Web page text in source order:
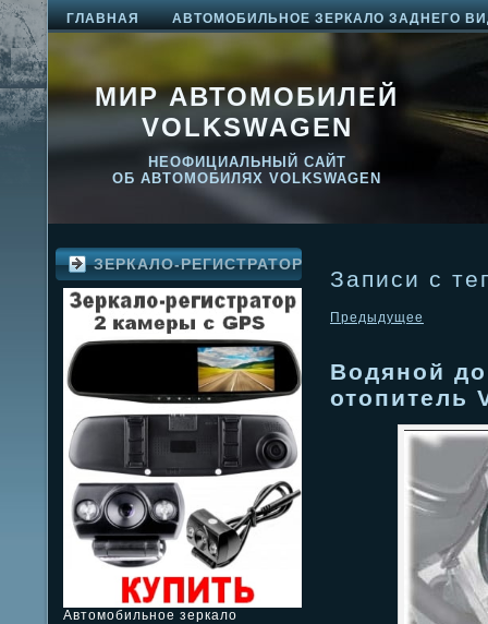
ГЛАВНАЯ АВТОМОБИЛЬНОЕ ЗЕРКАЛО ЗАДНЕГО
МИР АВТОМОБИЛЕЙ
VOLKSWAGEN
НЕОФИЦИАЛЬНЫЙ САЙТ
ОБ АВТОМОБИЛЯХ VOLKSWAGEN
ЗЕРКАЛО-РЕГИСТРАТОР
Автомобильное зеркало
Записи с
Предыдущее
Водяной
отопитель